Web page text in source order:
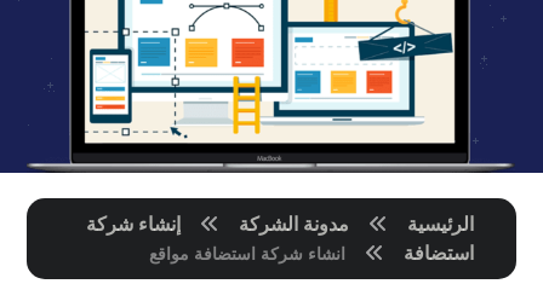
الرئيسية مدونة الشركة
إنشاء شركة
استضافة
انشاء شركة استضافة مواقع